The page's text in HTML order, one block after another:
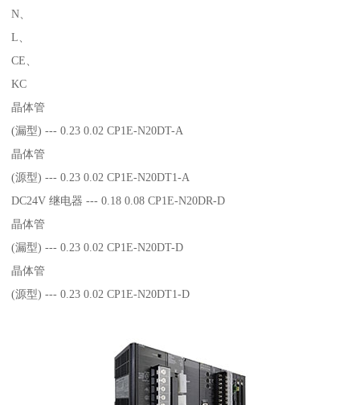
N、
L、
CE、
KC
晶体管
(漏型) --- 0.23 0.02 CP1E-N20DT-A
晶体管
(源型) --- 0.23 0.02 CP1E-N20DT1-A
DC24V 继电器 --- 0.18 0.08 CP1E-N20DR-D
晶体管
(漏型) --- 0.23 0.02 CP1E-N20DT-D
晶体管
(源型) --- 0.23 0.02 CP1E-N20DT1-D